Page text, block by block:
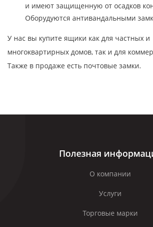
и имеют защищенную от осадков
Оборудуются антивандальными
У нас вы купите ящики как для частных и
многоквартирных домов, так и для
Также в продаже есть почтовые замки.
Полезная
О компании
Услуги
Торговые марки